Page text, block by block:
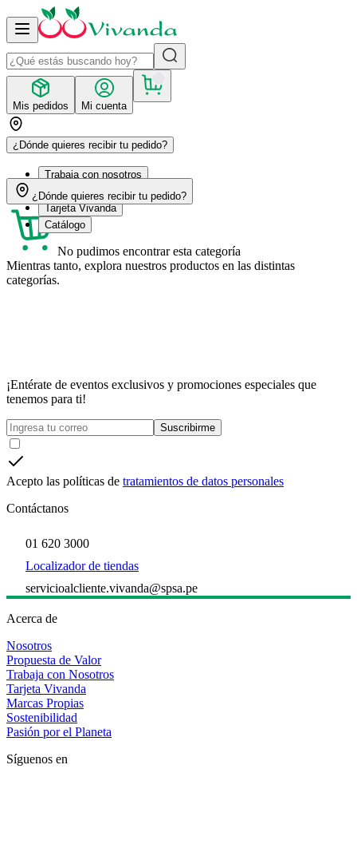
Mis pedidos Mi cuenta
¿Dónde quieres recibir tu pedido?
Trabaja con nosotros
Recetas
Tarjeta Vivanda
Catálogo
¿Dónde quieres recibir tu pedido?
No pudimos encontrar esta categoría
Mientras tanto, explora nuestros productos en las distintas
categorías.
¡Entérate de eventos exclusivos y promociones especiales que
tenemos para ti!
Suscribirme
Acepto las políticas de tratamientos de datos personales
Contáctanos
01 620 3000
Localizador de tiendas
servicioalcliente.vivanda@spsa.pe
Acerca de
Nosotros
Propuesta de Valor
Trabaja con Nosotros
Tarjeta Vivanda
Marcas Propias
Sostenibilidad
Pasión por el Planeta
Síguenos en